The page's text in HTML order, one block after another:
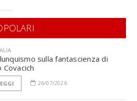
sulla fantascienza di
Covacich
26/07/2026